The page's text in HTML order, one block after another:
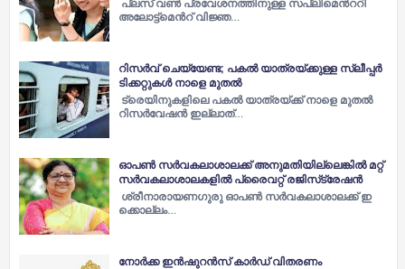
പ്ലസ് വണ്‍ പ്രവേശനത്തിനുള്ള സപ്ലിമെന്‍ററി
അലോട്ട്​മെന്‍റ്​ വിജ്ഞ…
റിസര്‍വ് ചെയ്യേണ്ട; പകല്‍ യാത്രയ്ക്കുള്ള സ്ലീപ്പര്‍
ടിക്കറ്റുകള്‍ നാളെ മുതല്‍
ട്രെയിനുകളിലെ പകല്‍ യാത്രയ്ക്ക് നാളെ മുതല്‍
റിസര്‍വേഷന്‍ ഇല്ലാത്…
ഓപണ്‍ സര്‍വകലാശാലക്ക്​ അനുമതിയില്ലെങ്കില്‍ മറ്റ്​
സര്‍വകലാശാലകളില്‍ പ്രൈവറ്റ്​ രജിസ്​ട്രേഷന്‍
ശ്രീ​നാ​രാ​യ​ണ​ഗു​രു ഓ​പ​ണ്‍ സ​ര്‍​വ​ക​ലാ​ശാ​ല​ക്ക്​ ഇ​
ക്കൊ​ല്ലം…
നോ​ര്‍​ക്ക ഇ​ന്‍​ഷു​റ​ന്‍​സ് കാ​ര്‍​ഡ് വി​ത​ര​ണം